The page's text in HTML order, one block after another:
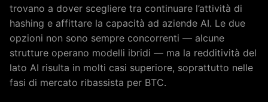
trovano a dover scegliere tra continuare l’attività di
hashing e affittare la capacità ad aziende AI. Le due
opzioni non sono sempre concorrenti — alcune
strutture operano modelli ibridi — ma la redditività del
lato AI risulta in molti casi superiore, soprattutto nelle
fasi di mercato ribassista per BTC.